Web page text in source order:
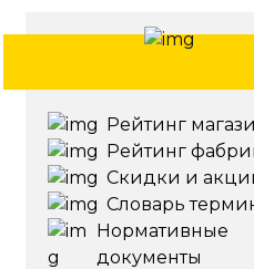
Рейтинг
Рейтинг
Скидки и
Словарь
Нормативные
документы